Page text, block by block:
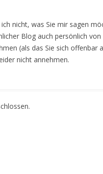
nicht, was Sie mir sagen
Blog auch persönlich
(als das Sie sich offenbar
nicht annehmen.